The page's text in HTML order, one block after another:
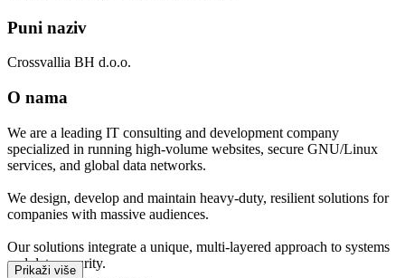
Puni naziv
Crossvallia BH d.o.o.
O nama
We are a leading IT consulting and development company
specialized in running high-volume websites, secure GNU/Linux
services, and global data networks.
We design, develop and maintain heavy-duty, resilient solutions for
companies with massive audiences.
Our solutions integrate a unique, multi-layered approach to systems
and data security.
Prikaži više